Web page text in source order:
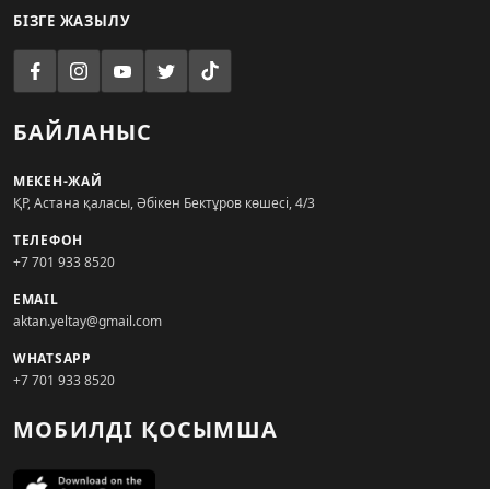
БІЗГЕ ЖАЗЫЛУ
БАЙЛАНЫС
МЕКЕН-ЖАЙ
ҚР, Астана қаласы, Әбікен Бектұров көшесі, 4/3
ТЕЛЕФОН
+7 701 933 8520
EMAIL
aktan.yeltay@gmail.com
WHATSAPP
+7 701 933 8520
МОБИЛДІ ҚОСЫМША